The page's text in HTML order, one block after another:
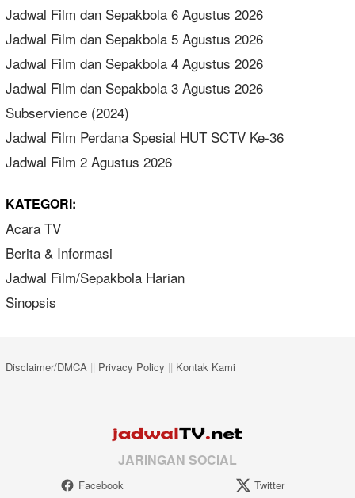
Jadwal Film dan Sepakbola 6 Agustus 2026
Jadwal Film dan Sepakbola 5 Agustus 2026
Jadwal Film dan Sepakbola 4 Agustus 2026
Jadwal Film dan Sepakbola 3 Agustus 2026
Subservience (2024)
Jadwal Film Perdana Spesial HUT SCTV Ke-36
Jadwal Film 2 Agustus 2026
KATEGORI:
Acara TV
Berita & Informasi
Jadwal Film/Sepakbola Harian
Sinopsis
Disclaimer/DMCA || Privacy Policy || Kontak Kami
JARINGAN SOCIAL
Facebook Twitter